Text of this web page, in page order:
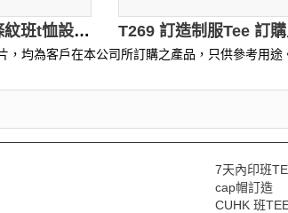
T273 橫間t恤訂做 條紋班t恤設計 間條 撞色V領 度身訂造間條班t恤 t-shirt專門店公司 紅白間條
，均為客戶在本公司所訂購之產品，只供參考用
7天內印班
cap帽訂造
CUHK 班